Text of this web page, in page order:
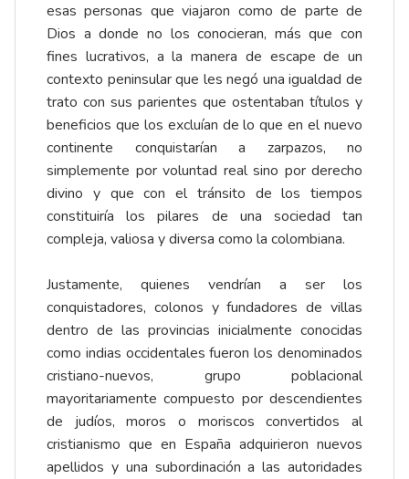
esas personas que viajaron como de parte de
Dios a donde no los conocieran, más que con
fines lucrativos, a la manera de escape de un
contexto peninsular que les negó una igualdad de
trato con sus parientes que ostentaban títulos y
beneficios que los excluían de lo que en el nuevo
continente conquistarían a zarpazos, no
simplemente por voluntad real sino por derecho
divino y que con el tránsito de los tiempos
constituiría los pilares de una sociedad tan
compleja, valiosa y diversa como la colombiana.
Justamente, quienes vendrían a ser los
conquistadores, colonos y fundadores de villas
dentro de las provincias inicialmente conocidas
como indias occidentales fueron los denominados
cristiano-nuevos, grupo poblacional
mayoritariamente compuesto por descendientes
de judíos, moros o moriscos convertidos al
cristianismo que en España adquirieron nuevos
apellidos y una subordinación a las autoridades